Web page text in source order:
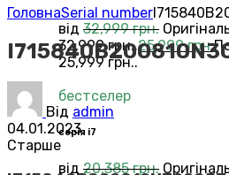
від 32,999грн.
32,999 грн..25,999грн.
25,999 грн..
бестселер
серія i7
від 20,385грн.
ГоловнаSerial number
Від admin
04.01.2023
Старше